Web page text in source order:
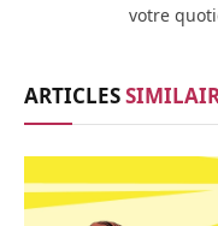
votre
ARTICLES